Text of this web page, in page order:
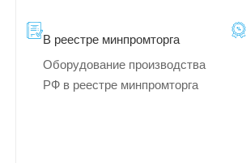
В реестре минпромторга
Оборудование производства
РФ в реестре минпромторга